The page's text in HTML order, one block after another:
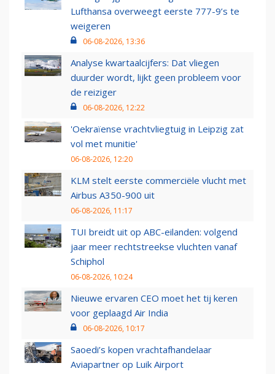
Lufthansa overweegt eerste 777-9’s te
weigeren
06-08-2026, 13:36
Analyse kwartaalcijfers: Dat vliegen
duurder wordt, lijkt geen probleem voor
de reiziger
06-08-2026, 12:22
'Oekraïense vrachtvliegtuig in Leipzig zat
vol met munitie'
06-08-2026, 12:20
KLM stelt eerste commerciële vlucht met
Airbus A350-900 uit
06-08-2026, 11:17
TUI breidt uit op ABC-eilanden: volgend
jaar meer rechtstreekse vluchten vanaf
Schiphol
06-08-2026, 10:24
Nieuwe ervaren CEO moet het tij keren
voor geplaagd Air India
06-08-2026, 10:17
Saoedi’s kopen vrachtafhandelaar
Aviapartner op Luik Airport